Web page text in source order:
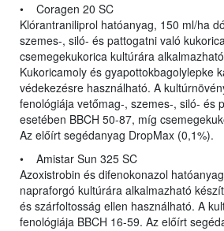
• Coragen 20 SC
Klórantraniliprol hatóanyag, 150 ml/ha
szemes-, siló- és pattogatni való
csemegekukorica kultúrára
Kukoricamoly és gyapottokbagolylepke
védekezésre használható. A
fenológiája vetőmag-, szemes-, siló- és
esetében BBCH 50-87, míg
Az előírt segédanyag DropMax (0,1%).
• Amistar Sun 325 SC
Azoxistrobin és difenokonazol
napraforgó kultúrára alkalmazható
és szárfoltosság ellen használható. A
fenológiája BBCH 16-59. Az előírt